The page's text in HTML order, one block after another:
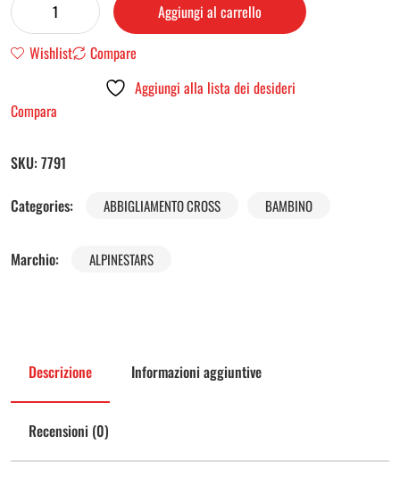
Aggiungi al carrello
Wishlist
Compare
Aggiungi alla lista dei desideri
Compara
SKU: 7791
Categories:
ABBIGLIAMENTO CROSS BAMBINO
Marchio: ALPINESTARS
Descrizione Informazioni aggiuntive
Recensioni (0)